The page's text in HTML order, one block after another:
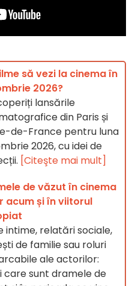
să vezi la cinema în
2026?
lansările
din Paris și
de-France pentru luna
2026, cu idei de
[Citeşte mai mult]
de văzut în cinema
acum și în viitorul
intime, relatări sociale,
de familie sau roluri
ale actorilor:
care sunt dramele de